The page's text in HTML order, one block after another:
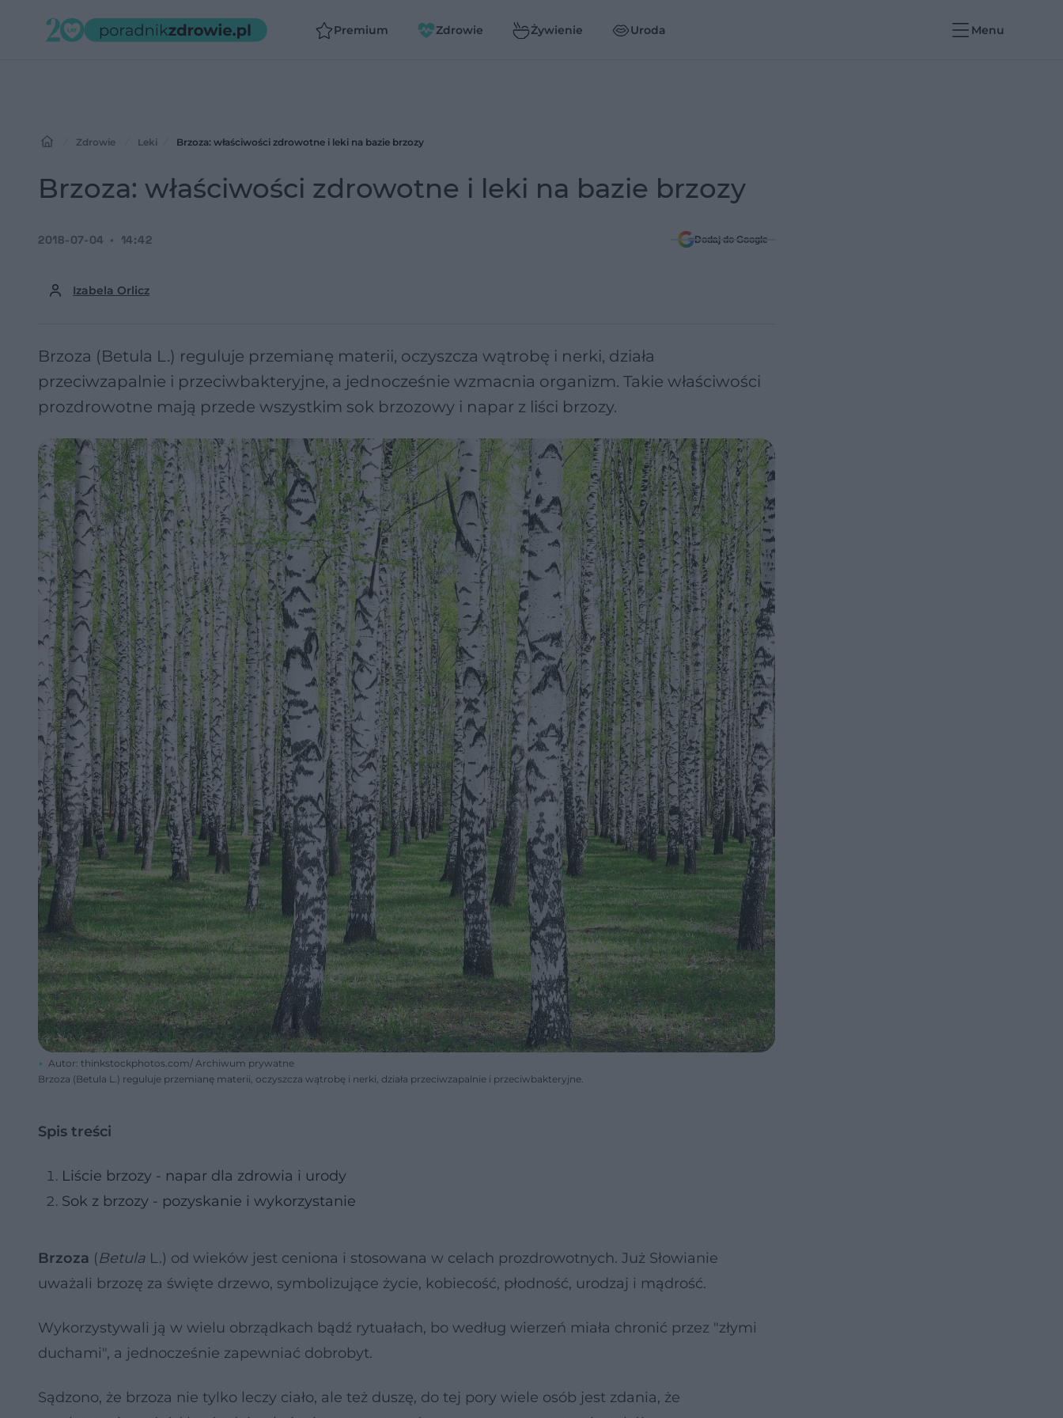
Premium Zdrowie Żywienie Uroda Menu
Zdrowie Leki Brzoza: właściwości zdrowotne i leki na bazie brzozy
Brzoza: właściwości zdrowotne i leki na bazie brzozy
Izabela Orlicz
2018-07-04 14:42 Dodaj do Google
Brzoza (Betula L.) reguluje przemianę materii, oczyszcza wątrobę i nerki, działa
przeciwzapalnie i przeciwbakteryjne, a jednocześnie wzmacnia organizm. Takie właściwości
prozdrowotne mają przede wszystkim sok brzozowy i napar z liści brzozy.
Autor: thinkstockphotos.com/ Archiwum prywatne
Brzoza (Betula L.) reguluje przemianę materii, oczyszcza wątrobę i nerki, działa przeciwzapalnie i przeciwbakteryjne.
Spis treści
Liście brzozy - napar dla zdrowia i urody
Sok z brzozy - pozyskanie i wykorzystanie
Brzoza (Betula L.) od wieków jest ceniona i stosowana w celach prozdrowotnych. Już Słowianie
uważali brzozę za święte drzewo, symbolizujące życie, kobiecość, płodność, urodzaj i mądrość.
Wykorzystywali ją w wielu obrządkach bądź rytuałach, bo według wierzeń miała chronić przez "złymi
duchami", a jednocześnie zapewniać dobrobyt.
Sądzono, że brzoza nie tylko leczy ciało, ale też duszę, do tej pory wiele osób jest zdania, że